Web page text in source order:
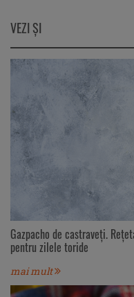
VEZI ŞI
Gazpacho de castraveți.
pentru zilele toride
mai mult